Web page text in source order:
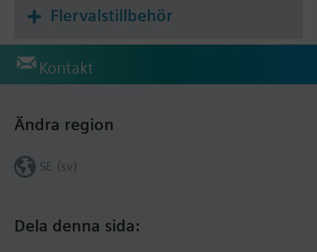
Flervalstillbehör
Kontakt
Dela denna sida:
Ändra region
SE (sv)